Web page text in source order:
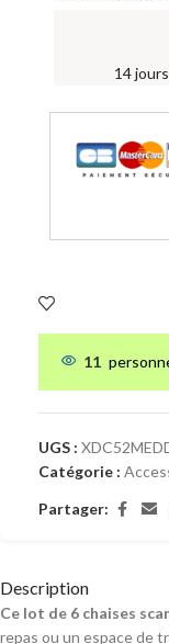
14
11
UGS :
Catégorie :
Partager:
Description
Ce lot de 6 chaises
repas ou un espace de